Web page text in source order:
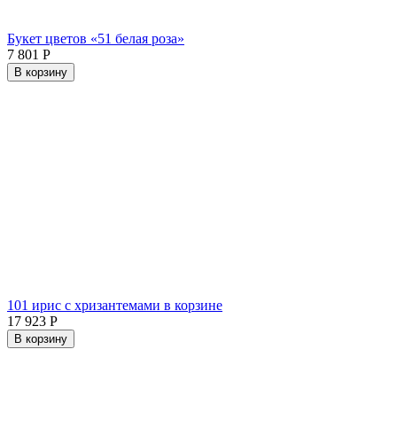
Букет цветов «51 белая роза»
7 801 Р
В корзину
101 ирис с хризантемами в корзине
17 923 Р
В корзину